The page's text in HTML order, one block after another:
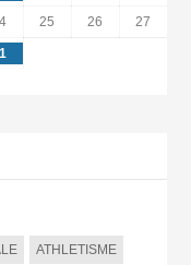
25 26 27
ATHLETISME